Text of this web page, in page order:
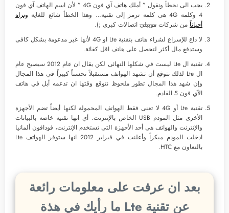
يجب الى نخطأ ونقول ” أملك هاتف آي فون 4G ” لأن اسم الهاتف آي فون
4 وكلمة 4G هى كلمة ترمز إلى تقنية… وهذا الخطأ شائع للغاية
ونراه
أحياناً من شركات موبيلي اتصالات كبرى ;).
لا داع للإسراع لشراء هاتف بتقنية Lte او 4G لأنها غير مدعومة بشكل كافى
وستدفع مال أكثر لتحصل على هاتف اقل كفائة.
تقنية ال Lte ليست في شكلها النهائى لكن يقال ان عام 2012 سيصبح عام
ال Lte لذلك نتوقع أن تشهد الهواتف مستقبلاً تحسناً كبيراً في هذا المجال
وإن شهد هذا المجال تطور ملحوظ نتوقع وقتها ان تدعمه أبل في هاتف
الآي فون 5 القادم.
تقنية Lte أو 4G لا تعنى فقط الهواتف المحمولة لكنها أيضاً تضم الأجهزة
الأخرى مثل المودم USB الخاص بالإنترنت. أي انها تقنية خاصة بالبيانات
والإنترنت والهواتف هى أحد الأجهزة التى تستخدم الإنترنت، فودافون ألمانيا
ادخلت المودم مبكراً وأعلنت في فبراير 2012 انها ستوفر الهواتف Lte
بالتعاون مع HTC.
بعد ان عرفت على معلومات رائعة
عن تقنية Lte ما رأيك في هذة